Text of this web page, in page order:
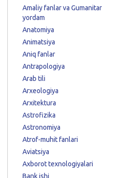
Amaliy fanlar va Gumanitar
yordam
Anatomiya
Animatsiya
Aniq fanlar
Antrapologiya
Arab tili
Arxeologiya
Arxitektura
Astrofizika
Astronomiya
Atrof-muhit fanlari
Aviatsiya
Axborot texnologiyalari
Bank ishi